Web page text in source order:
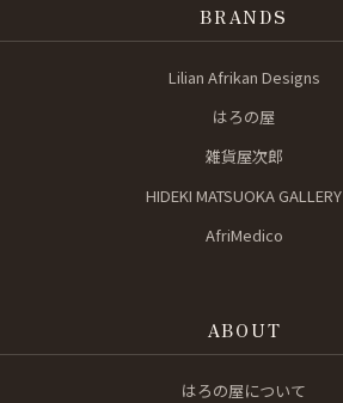
BRANDS
Lilian Afrikan Designs
はろの屋
雑貨屋次郎
HIDEKI MATSUOKA GALLERY
AfriMedico
ABOUT
はろの屋について